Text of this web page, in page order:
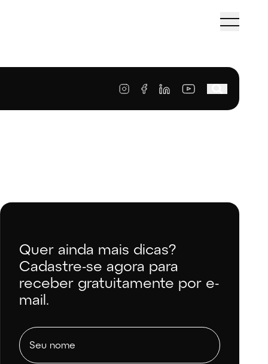
Quer ainda mais dicas?
Cadastre-se agora para
receber gratuitamente por e-
mail.